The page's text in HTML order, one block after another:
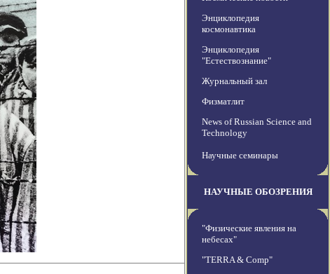
Энциклопедия
космонавтика
Энциклопедия
"Естествознание"
Журнальный зал
Физматлит
News of Russian Science and
Technology
Научные семинары
НАУЧНЫЕ ОБОЗРЕНИЯ
"Физические явления на
небесах"
"TERRA & Comp"